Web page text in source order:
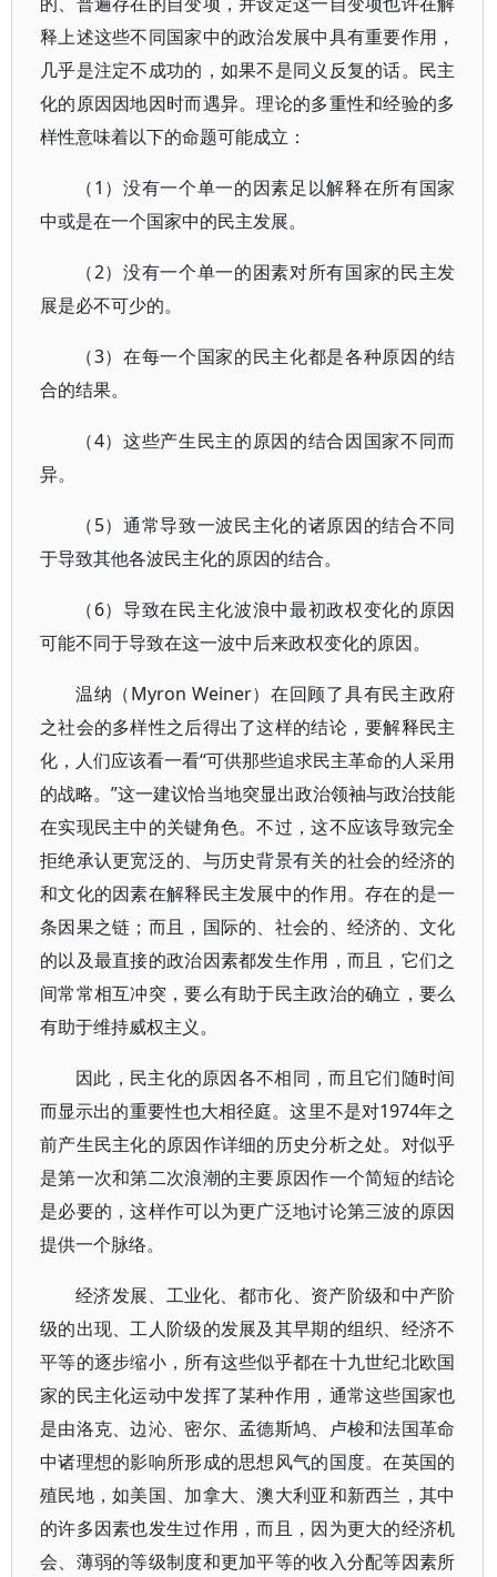
释上述这些不同国家中的政治发展中具有重要作用，
几乎是注定不成功的，如果不是同义反复的话。民主
化的原因因地因时而遇异。理论的多重性和经验的多
样性意味着以下的命题可能成立：
（1）没有一个单一的因素足以解释在所有国家
中或是在一个国家中的民主发展。
（2）没有一个单一的困素对所有国家的民主发
展是必不可少的。
（3）在每一个国家的民主化都是各种原因的结
合的结果。
（4）这些产生民主的原因的结合因国家不同而
异。
（5）通常导致一波民主化的诸原因的结合不同
于导致其他各波民主化的原因的结合。
（6）导致在民主化波浪中最初政权变化的原因
可能不同于导致在这一波中后来政权变化的原因。
温纳（Myron Weiner）在回顾了具有民主政府
之社会的多样性之后得出了这样的结论，要解释民主
化，人们应该看一看“可供那些追求民主革命的人采用
的战略。”这一建议恰当地突显出政治领袖与政治技能
在实现民主中的关键角色。不过，这不应该导致完全
拒绝承认更宽泛的、与历史背景有关的社会的经济的
和文化的因素在解释民主发展中的作用。存在的是一
条因果之链；而且，国际的、社会的、经济的、文化
的以及最直接的政治因素都发生作用，而且，它们之
间常常相互冲突，要么有助于民主政治的确立，要么
有助于维持威权主义。
因此，民主化的原因各不相同，而且它们随时间
而显示出的重要性也大相径庭。这里不是对1974年之
前产生民主化的原因作详细的历史分析之处。对似乎
是第一次和第二次浪潮的主要原因作一个简短的结论
是必要的，这样作可以为更广泛地讨论第三波的原因
提供一个脉络。
经济发展、工业化、都市化、资产阶级和中产阶
级的出现、工人阶级的发展及其早期的组织、经济不
平等的逐步缩小，所有这些似乎都在十九世纪北欧国
家的民主化运动中发挥了某种作用，通常这些国家也
是由洛克、边沁、密尔、孟德斯鸠、卢梭和法国革命
中诸理想的影响所形成的思想风气的国度。在英国的
殖民地，如美国、加拿大、澳大利亚和新西兰，其中
的许多因素也发生过作用，而且，因为更大的经济机
会、薄弱的等级制度和更加平等的收入分配等因素所